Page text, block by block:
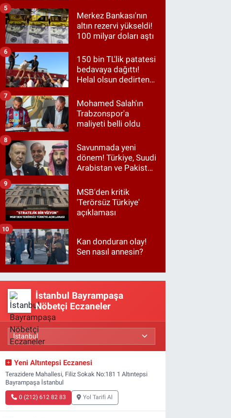
Merkez Bankası'nın
altın rezervi yükseldi!
100 milyar doları aştı
5
150 bin TL'lik patatesi
bedavaya dağıttı!
Helal olsun dedirten
6
Mohamed Salah'ın
Trabzonspor'a
maliyeti belli oldu
7
Savunmada yeni
dönem! Türkiye, Suudi
Arabistan ve Pakistan
8
MSB'den kritik
'Terörsüz Türkiye'
açıklaması
9
Kan donduran olay!
Sen nasıl annesin?
10
İstanbul Bayrampaşa
Nöbetçi Eczaneler
Yeni Altıntepsi Eczanesi
Terazidere Mahallesi, Filiz Sokak No:181 1 Altıntepsi
Bayrampaşa İstanbul
0 (212) 612 82 83 Yol Tarifi Al